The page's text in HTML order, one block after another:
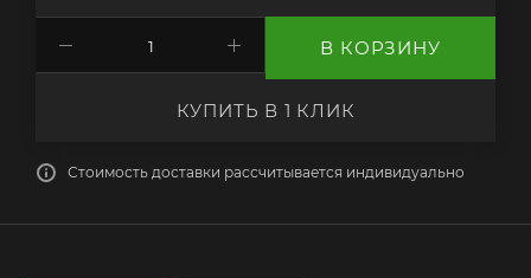
В КОРЗИНУ
КУПИТЬ В 1 КЛИК
Стоимость доставки рассчитывается индивидуально